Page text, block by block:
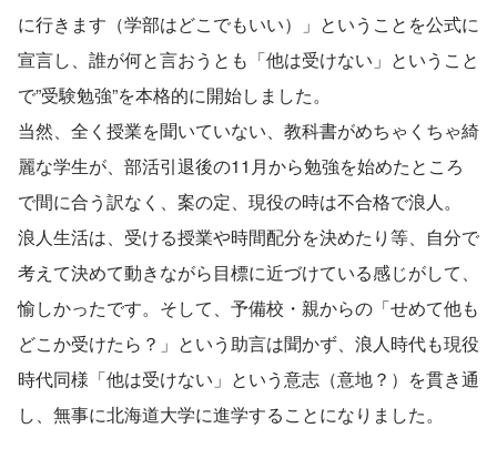
に行きます（学部はどこでもいい）」ということを公式に
宣言し、誰が何と言おうとも「他は受けない」ということ
で”受験勉強”を本格的に開始しました。
当然、全く授業を聞いていない、教科書がめちゃくちゃ綺
麗な学生が、部活引退後の11月から勉強を始めたところ
で間に合う訳なく、案の定、現役の時は不合格で浪人。
浪人生活は、受ける授業や時間配分を決めたり等、自分で
考えて決めて動きながら目標に近づけている感じがして、
愉しかったです。そして、予備校・親からの「せめて他も
どこか受けたら？」という助言は聞かず、浪人時代も現役
時代同様「他は受けない」という意志（意地？）を貫き通
し、無事に北海道大学に進学することになりました。